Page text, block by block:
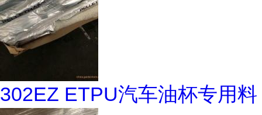
302EZ ETPU汽车油杯专用料